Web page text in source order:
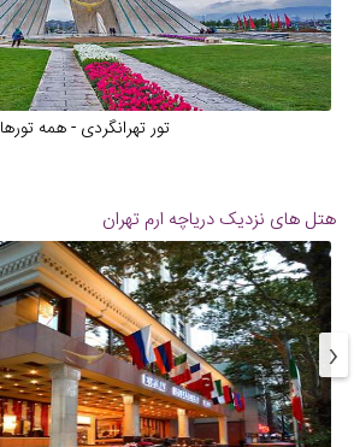
تور تهرانگردی - همه تورها
هتل های نزدیک دریاچه ارم تهران
‹